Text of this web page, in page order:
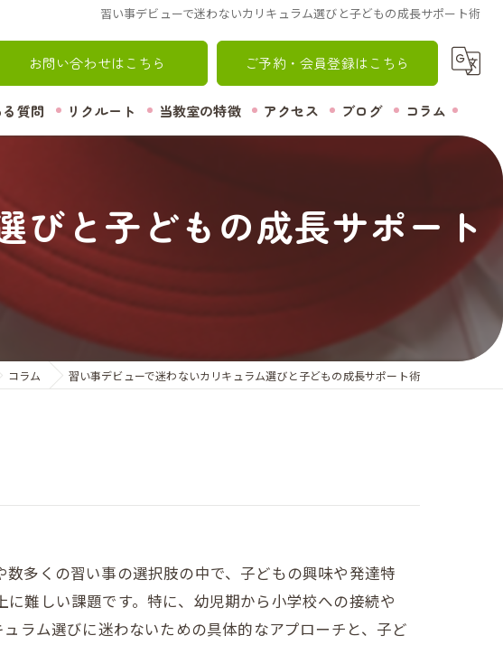
習い事デビューで迷わないカリキュラム選びと子どもの成長サポート術
お問い合わせはこちら ご予約・会員登録はこちら
質問 リクルート 当教室の特徴
初心者
アクセス ブログ コラム
びと子どもの成長サポート
コラム 習い事デビューで迷わないカリキュラム選びと子どもの成長サポート術
多くの習い事の選択肢の中で、子どもの興味や発達特
難しい課題です。特に、幼児期から小学校への接続や
ラム選びに迷わないための具体的なアプローチと、子ど